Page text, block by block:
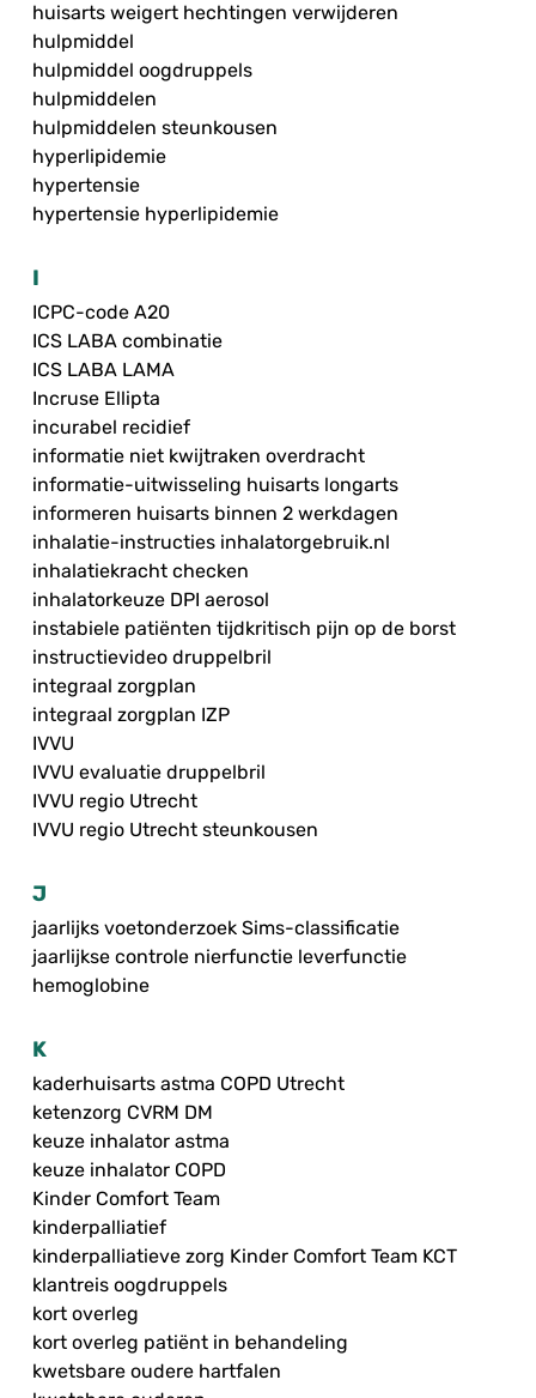
huisarts weigert hechtingen verwijderen
hulpmiddel
hulpmiddel oogdruppels
hulpmiddelen
hulpmiddelen steunkousen
hyperlipidemie
hypertensie
hypertensie hyperlipidemie
I
ICPC-code A20
ICS LABA combinatie
ICS LABA LAMA
Incruse Ellipta
incurabel recidief
informatie niet kwijtraken overdracht
informatie-uitwisseling huisarts longarts
informeren huisarts binnen 2 werkdagen
inhalatie-instructies inhalatorgebruik.nl
inhalatiekracht checken
inhalatorkeuze DPI aerosol
instabiele patiënten tijdkritisch pijn op de borst
instructievideo druppelbril
integraal zorgplan
integraal zorgplan IZP
IVVU
IVVU evaluatie druppelbril
IVVU regio Utrecht
IVVU regio Utrecht steunkousen
J
jaarlijks voetonderzoek Sims-classificatie
jaarlijkse controle nierfunctie leverfunctie
hemoglobine
K
kaderhuisarts astma COPD Utrecht
ketenzorg CVRM DM
keuze inhalator astma
keuze inhalator COPD
Kinder Comfort Team
kinderpalliatief
kinderpalliatieve zorg Kinder Comfort Team KCT
klantreis oogdruppels
kort overleg
kort overleg patiënt in behandeling
kwetsbare oudere hartfalen